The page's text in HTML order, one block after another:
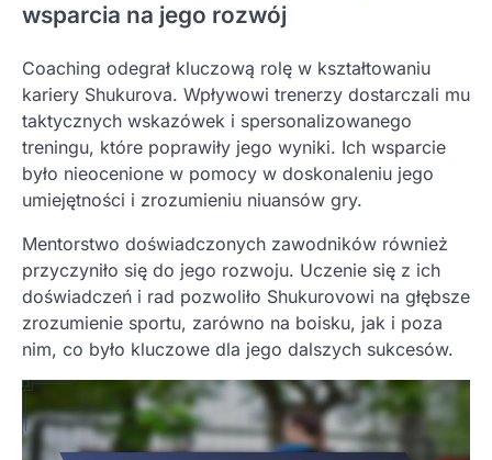
wsparcia na jego rozwój
Coaching odegrał kluczową rolę w kształtowaniu
kariery Shukurova. Wpływowi trenerzy dostarczali mu
taktycznych wskazówek i spersonalizowanego
treningu, które poprawiły jego wyniki. Ich wsparcie
było nieocenione w pomocy w doskonaleniu jego
umiejętności i zrozumieniu niuansów gry.
Mentorstwo doświadczonych zawodników również
przyczyniło się do jego rozwoju. Uczenie się z ich
doświadczeń i rad pozwoliło Shukurovowi na głębsze
zrozumienie sportu, zarówno na boisku, jak i poza
nim, co było kluczowe dla jego dalszych sukcesów.